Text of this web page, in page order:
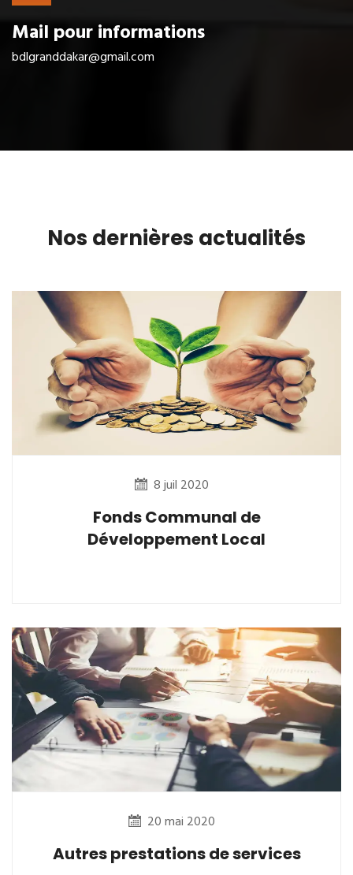
Mail pour informations
bdlgranddakar@gmail.com
Nos dernières actualités
8 juil 2020
Fonds Communal de
Développement Local
20 mai 2020
Autres prestations de services